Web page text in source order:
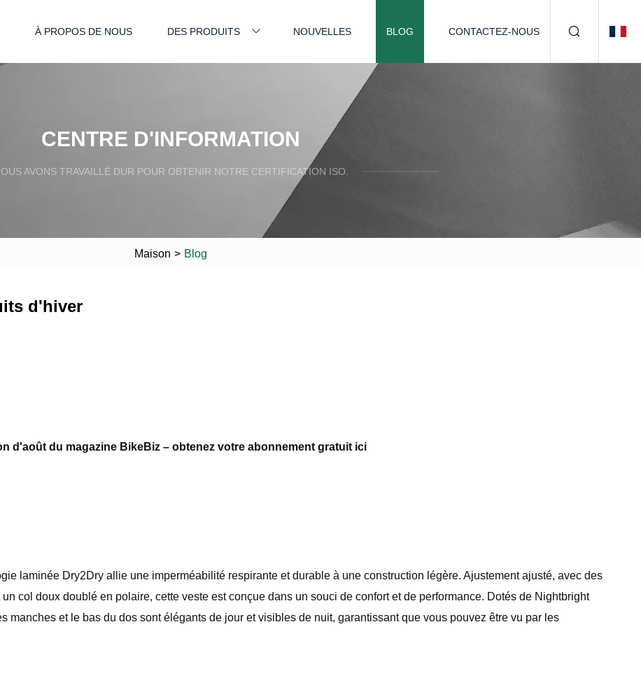
À PROPOS DE NOUS DES PRODUITS NOUVELLES BLOG CONTACTEZ-NOUS
CENTRE D'INFORMATION
AVONS TRAVAILLÉ DUR POUR OBTENIR NOTRE CERTIFICATION ISO.
Maison > Blog
d'hiver
d'août du magazine BikeBiz – obtenez votre abonnement gratuit ici
laminée Dry2Dry allie une imperméabilité respirante et durable à une construction légère. Ajustement ajusté, avec des
col doux doublé en polaire, cette veste est conçue dans un souci de confort et de performance. Dotés de Nightbright
manches et le bas du dos sont élégants de jour et visibles de nuit, garantissant que vous pouvez être vu par les